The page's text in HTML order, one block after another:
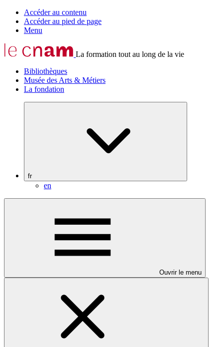
Accéder au contenu
Accéder au pied de page
Menu
La formation tout au long de la vie
Bibliothèques
Musée des Arts & Métiers
La fondation
fr
en
Ouvrir le menu